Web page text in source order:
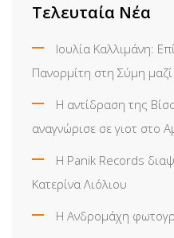
Τελευταία Νέα
Ιουλία Καλλιμάνη:
Πανορμίτη στη Σύμη
Η αντίδραση της
αναγνώρισε σε γιοτ στο
Η Panik Records
Κατερίνα Λιόλιου
Η Ανδρομάχη